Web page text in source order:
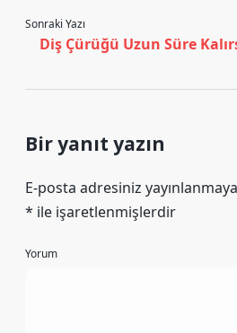
Sonraki Yazı
Diş Çürüğü Uzun Süre
Bir yanıt yazın
E-posta adresiniz
* ile işaretlenmişlerdir
Yorum